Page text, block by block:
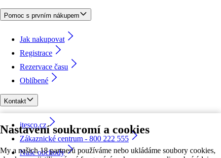
Nastavení soukromí a cookies
My a našich 18 partnerů používáme nebo ukládáme soubory cookies,
Pomoc s prvním nákupem
Jak nakupovat
Registrace
Rezervace času
Oblíbené
Kontakt
itesco.cz
Zákaznické centrum - 800 222 555
Naše obchody